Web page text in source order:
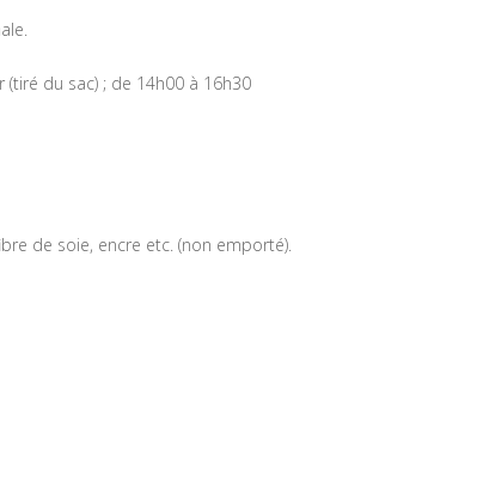
du sac) ; de 14h00 à 16h30
de soie, encre etc. (non emporté).